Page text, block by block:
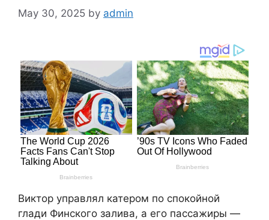
May 30, 2025 by admin
Виктор управлял катером по спокойной
глади Финского залива, а его пассажиры —